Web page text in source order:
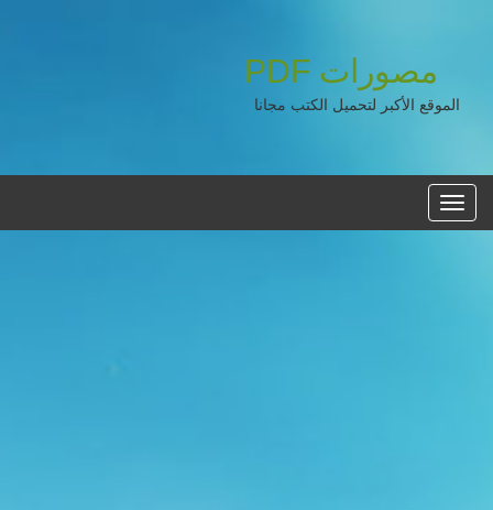
مصورات PDF
الموقع الأكبر لتحميل الكتب مجانا
القائمه
الرئيسية